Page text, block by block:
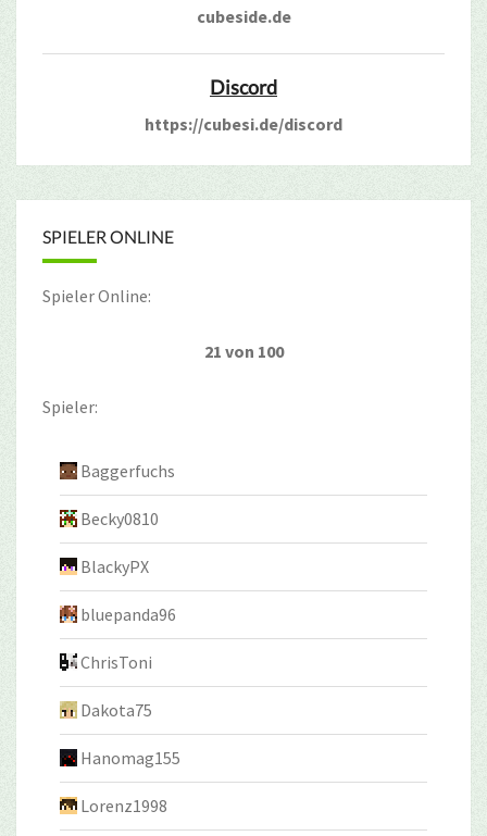
cubeside.de
Discord
https://cubesi.de/discord
SPIELER ONLINE
Spieler Online:
21 von 100
Spieler:
Baggerfuchs
Becky0810
BlackyPX
bluepanda96
ChrisToni
Dakota75
Hanomag155
Lorenz1998